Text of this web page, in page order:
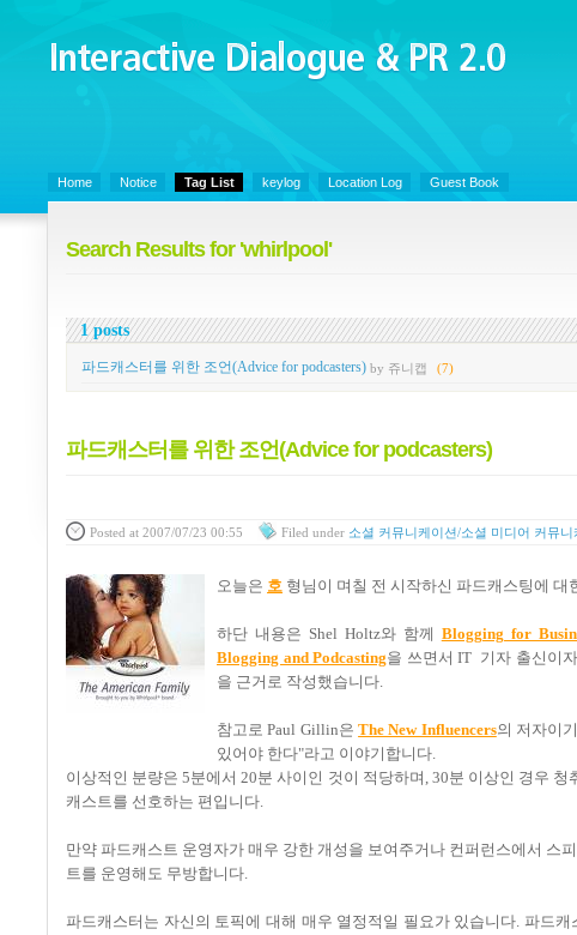
Interactive Dialogue &
PR 2.0
Home Notice Tag List keylog Location Log Guest Book
Search Results for 'whirlpool'
1 posts
파드캐스터를 위한 조언(Advice for podcasters) by 쥬니캡 (7)
파드캐스터를 위한 조언(Advice for podcasters)
Posted at 2007/07/23 00:55 Filed under 소셜 커뮤니케이션/소셜 미디어 커뮤니
오늘은 호 형님이 며칠 전 시작하신 파드캐스팅에
하단 내용은 Shel Holtz와 함께 Blogging for
Blogging and Podcasting을 쓰면서 IT 기자 출신이
을 근거로 작성했습니다.
참고로 Paul Gillin은The New Influencers의 저자이
있어야 한다"라고 이야기합니다.
이상적인 분량은 5분에서 20분 사이인 것이 적당하며, 30분 이상인 경우
캐스트를 선호하는 편입니다.
만약 파드캐스트 운영자가 매우 강한 개성을 보여주거나 컨퍼런스에서 스
트를 운영해도 무방합니다.
파드캐스터는 자신의 토픽에 대해 매우 열정적일 필요가 있습니다. 파드